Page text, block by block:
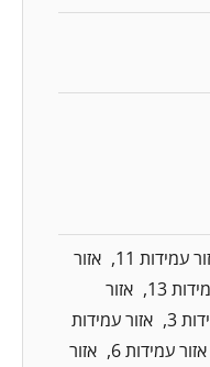
עמידות 11
אזור
13
אזור
3
אזור עמידות
אזור עמידות 6
אזור